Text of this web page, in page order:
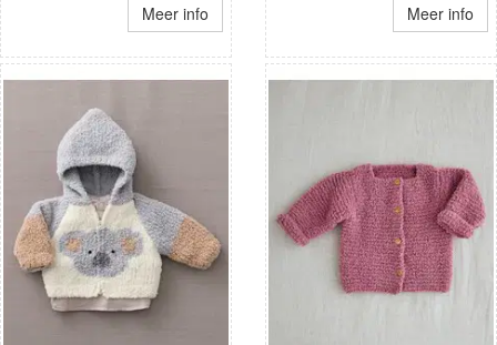
Meer info Meer info